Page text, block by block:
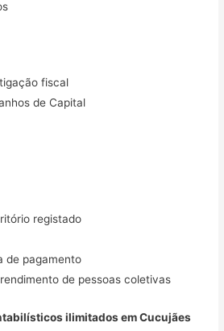
fiscal
de Capital
registado
de pagamento
de pessoas coletivas
ilimitados emCucujães